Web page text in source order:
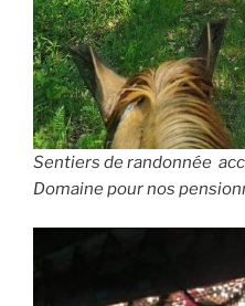
Sentiers de randonnée
Domaine pour nos